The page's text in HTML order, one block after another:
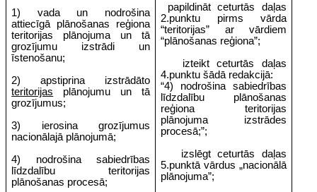
1) vada un nodrošina
attiecīgā plānošanas reģiona
teritorijas plānojuma un tā
grozījumu izstrādi un
īstenošanu;
2) apstiprina izstrādāto
teritorijas plānojumu un tā
grozījumus;
3) ierosina grozījumus
nacionālajā plānojumā;
4) nodrošina sabiedrības
līdzdalību teritorijas
plānošanas procesā;
papildināt ceturtās daļas
2.punktu pirms vārda
“teritorijas” ar vārdiem
“plānošanas reģiona”;
izteikt ceturtās daļas
4.punktu šādā redakcijā:
“4) nodrošina sabiedrības
līdzdalību plānošanas
reģiona teritorijas
plānojuma izstrādes
procesā;”;
izslēgt ceturtās daļas
5.punktā vārdus „nacionālā
plānojuma”;